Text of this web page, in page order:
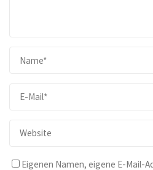
Eigenen Namen, eigene E-Mail-